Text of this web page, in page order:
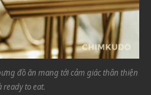
đồ ăn mang tới cảm giác thân thiện
ready to eat.